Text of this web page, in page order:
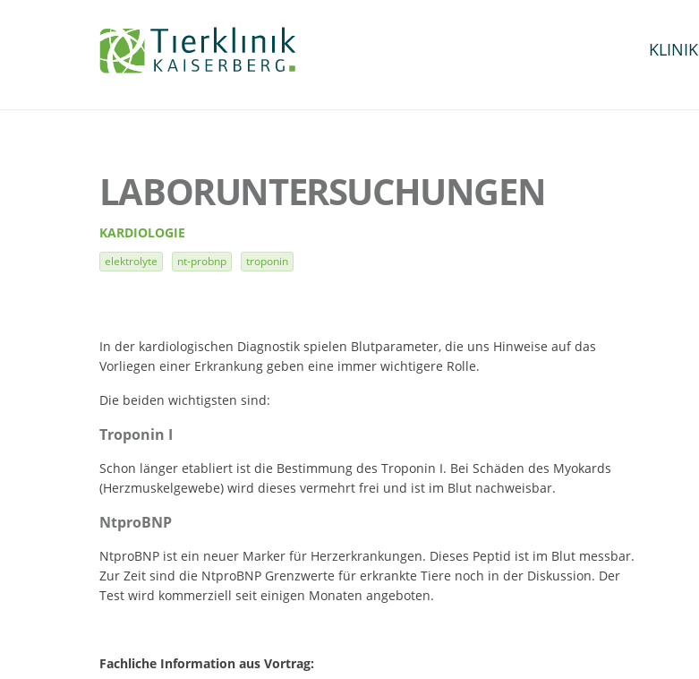
KLINIK
LABORUNTERSUCHUNGEN
KARDIOLOGIE
elektrolyte nt-probnp troponin
In der kardiologischen Diagnostik spielen Blutparameter, die uns Hinweise auf das
Vorliegen einer Erkrankung geben eine immer wichtigere Rolle.
Die beiden wichtigsten sind:
Troponin I
Schon länger etabliert ist die Bestimmung des Troponin I. Bei Schäden des Myokards
(Herzmuskelgewebe) wird dieses vermehrt frei und ist im Blut nachweisbar.
NtproBNP
NtproBNP ist ein neuer Marker für Herzerkrankungen. Dieses Peptid ist im Blut messbar.
Zur Zeit sind die NtproBNP Grenzwerte für erkrankte Tiere noch in der Diskussion. Der
Test wird kommerziell seit einigen Monaten angeboten.
Fachliche Information aus Vortrag: